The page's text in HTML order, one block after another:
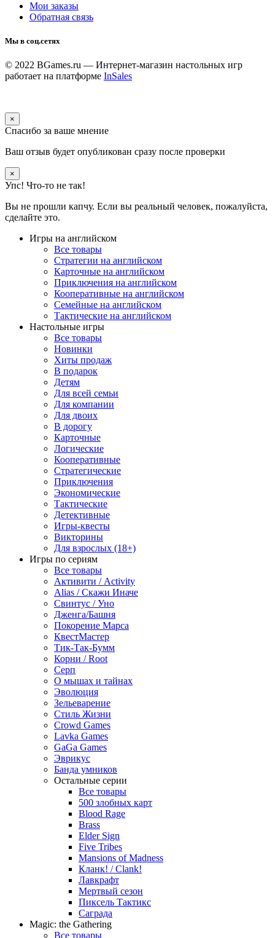
Мои заказы
Обратная связь
Мы в соц.сетях
© 2022 BGames.ru — Интернет-магазин настольных игр
работает на платформе InSales
×
Спасибо за ваше мнение
Ваш отзыв будет опубликован сразу после проверки
×
Упс! Что-то не так!
Вы не прошли капчу. Если вы реальный человек, пожалуйста,
сделайте это.
Игры на английском
Все товары
Стратегии на английском
Карточные на английском
Приключения на английском
Кооперативные на английском
Семейные на английском
Тактические на английском
Настольные игры
Все товары
Новинки
Хиты продаж
В подарок
Детям
Для всей семьи
Для компании
Для двоих
В дорогу
Карточные
Логические
Кооперативные
Стратегические
Приключения
Экономические
Тактические
Детективные
Игры-квесты
Викторины
Для взрослых (18+)
Игры по сериям
Все товары
Активити / Activity
Alias / Скажи Иначе
Свинтус / Уно
Дженга/Башня
Покорение Марса
КвестМастер
Тик-Так-Бумм
Корни / Root
Серп
О мышах и тайнах
Эволюция
Зельеварение
Стиль Жизни
Crowd Games
Lavka Games
GaGa Games
Эврикус
Банда умников
Остальные серии
Все товары
500 злобных карт
Blood Rage
Brass
Elder Sign
Five Tribes
Mansions of Madness
Кланк! / Clank!
Лавкрафт
Мертвый сезон
Пиксель Тактикс
Саграда
Magic: the Gathering
Все товары